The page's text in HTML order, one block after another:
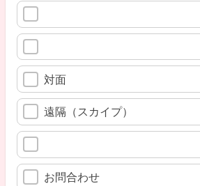
対面
遠隔（スカイプ）
お問合わせ